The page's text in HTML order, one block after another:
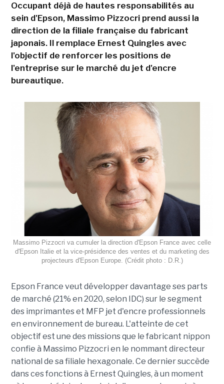
Occupant déjà de hautes responsabilités au
sein d'Epson, Massimo Pizzocri prend aussi la
direction de la filiale française du fabricant
japonais. Il remplace Ernest Quingles avec
l'objectif de renforcer les positions de
l'entreprise sur le marché du jet d'encre
bureautique.
Massimo Pizzocri va cumuler la direction d'Epson France avec celle
d'Epson Italie et la vice-présidence des ventes et du marketing des
projecteurs d'Epson Europe. (Crédit photo : D.R.)
Epson France veut développer davantage ses parts
de marché (21% en 2020, selon IDC) sur le segment
des imprimantes et MFP jet d'encre professionnels
en environnement de bureau. L'atteinte de cet
objectif est une des missions que le fabricant nippon
confie à Massimo Pizzocri en le nommant directeur
national de sa filiale hexagonale. Ce dernier succède
dans ces fonctions à Ernest Quingles, à un moment